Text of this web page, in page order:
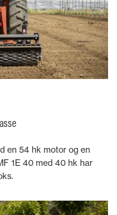
en 54 hk motor og en
1E 40 med 40 hk har